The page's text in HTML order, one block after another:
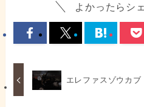
よかったらシ
エレファスゾウカブ